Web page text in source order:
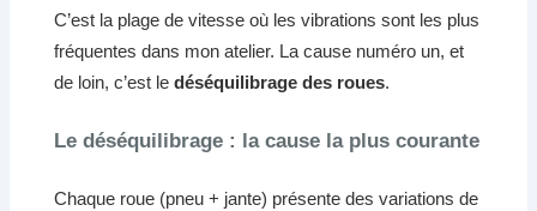
C’est la plage de vitesse où les vibrations sont les plus
fréquentes dans mon atelier. La cause numéro un, et
de loin, c’est ledéséquilibrage des roues.
Le déséquilibrage : la cause la plus courante
Chaque roue (pneu + jante) présente des variations de